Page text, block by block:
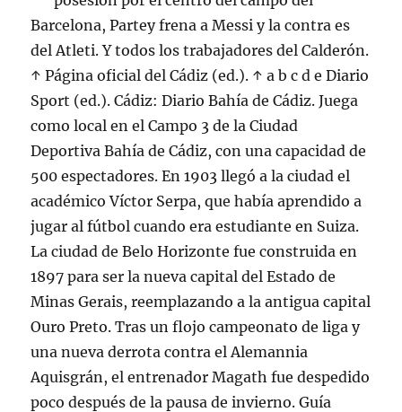
Barcelona, Partey frena a Messi y la contra es
del Atleti. Y todos los trabajadores del Calderón.
↑ Página oficial del Cádiz (ed.). ↑ a b c d e Diario
Sport (ed.). Cádiz: Diario Bahía de Cádiz. Juega
como local en el Campo 3 de la Ciudad
Deportiva Bahía de Cádiz, con una capacidad de
500 espectadores. En 1903 llegó a la ciudad el
académico Víctor Serpa, que había aprendido a
jugar al fútbol cuando era estudiante en Suiza.
La ciudad de Belo Horizonte fue construida en
1897 para ser la nueva capital del Estado de
Minas Gerais, reemplazando a la antigua capital
Ouro Preto. Tras un flojo campeonato de liga y
una nueva derrota contra el Alemannia
Aquisgrán, el entrenador Magath fue despedido
poco después de la pausa de invierno. Guía